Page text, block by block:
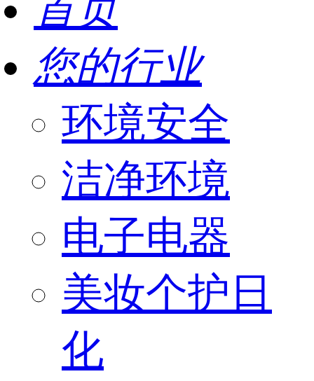
首页
您的行业
环境安全
洁净环境
电子电器
美妆个护日
化